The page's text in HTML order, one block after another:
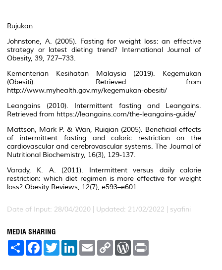
Rujukan
Johnstone, A. (2005). Fasting for weight loss: an effective
strategy or latest dieting trend? International Journal of
Obesity, 39, 727–733.
Kementerian Kesihatan Malaysia (2019). Kegemukan
(Obesiti). Retrieved from
http://www.myhealth.gov.my/kegemukan-obesiti/
Leangains (2010). Intermittent fasting and Leangains.
Retrieved from https://leangains.com/the-leangains-guide/
Mattson, Mark P. & Wan, Ruiqian (2005). Beneficial effects
of intermittent fasting and caloric restriction on the
cardiovascular and cerebrovascular systems.The Journal of
Nutritional Biochemistry, 16(3), 129-137.
Varady, K. A. (2011). Intermittent versus daily calorie
restriction: which diet regimen is more effective for weight
loss? Obesity Reviews, 12(7), e593–e601.
Date of Input: 28/04/2020 | Updated: 21/02/2022 | syafini
MEDIA SHARING
S
F
a
T
w
L
E
m
C
W